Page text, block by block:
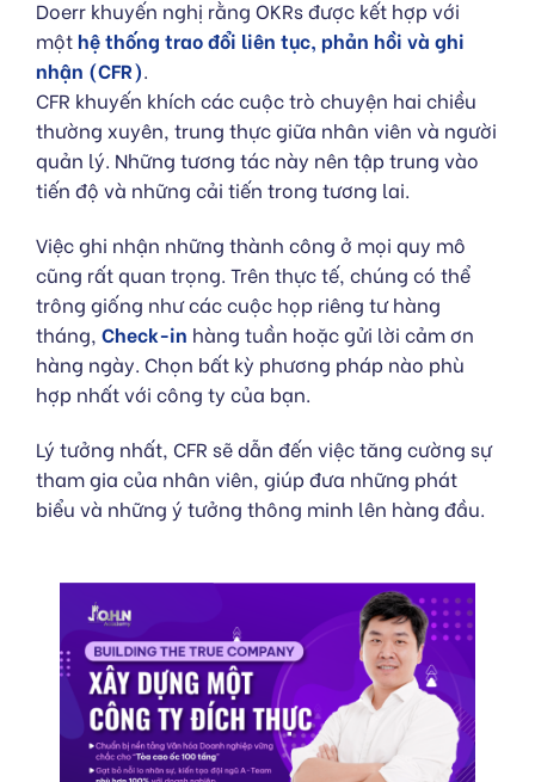
Doerr khuyến nghị rằng OKRs được kết hợp với
một hệ thống trao đổi liên tục, phản hồi và ghi
nhận (CFR).
CFR khuyến khích các cuộc trò chuyện hai chiều
thường xuyên, trung thực giữa nhân viên và người
quản lý. Những tương tác này nên tập trung vào
tiến độ và những cải tiến trong tương lai.
Việc ghi nhận những thành công ở mọi quy mô
cũng rất quan trọng. Trên thực tế, chúng có thể
trông giống như các cuộc họp riêng tư hàng
tháng, Check-in hàng tuần hoặc gửi lời cảm ơn
hàng ngày. Chọn bất kỳ phương pháp nào phù
hợp nhất với công ty của bạn.
Lý tưởng nhất, CFR sẽ dẫn đến việc tăng cường sự
tham gia của nhân viên, giúp đưa những phát
biểu và những ý tưởng thông minh lên hàng đầu.